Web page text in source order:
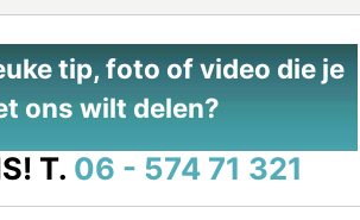
tip, foto of video die je
ons wilt delen?
T. 06 - 574 71 321